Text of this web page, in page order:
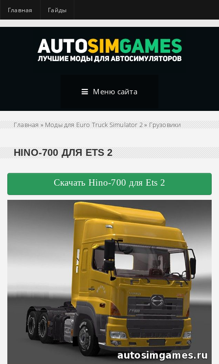
Главная Гайды
Меню сайта
Главная»Моды для Euro Truck Simulator 2»Грузовики
HINO-700 ДЛЯ ETS 2
Скачать Hino-700 для Ets 2